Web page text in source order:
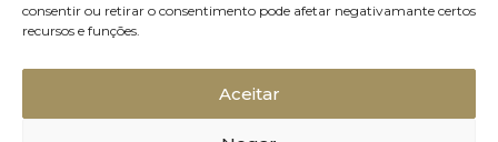
consentir ou retirar o consentimento pode afetar negativamante certos
recursos e funções.
Aceitar
Política de Cookies (UE)